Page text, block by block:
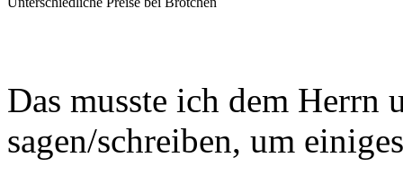
Das musste ich dem Herrn
sagen/schreiben, um